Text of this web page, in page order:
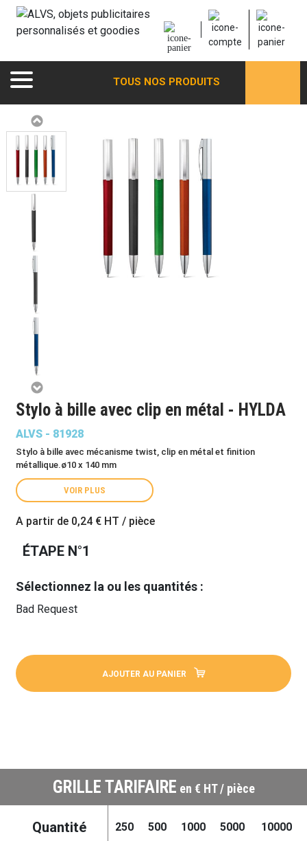
TOUS NOS PRODUITS
Stylo à bille avec clip en métal - HYLDA
ALVS - 81928
Stylo à bille avec mécanisme twist, clip en métal et finition
métallique.ø10 x 140 mm
VOIR PLUS
A partir de 0,24 € HT / pièce
ÉTAPE N°1
Sélectionnez la ou les quantités :
Bad Request
AJOUTER AU PANIER
GRILLE TARIFAIRE en € HT / pièce
Quantité 250 500 1000 5000 10000